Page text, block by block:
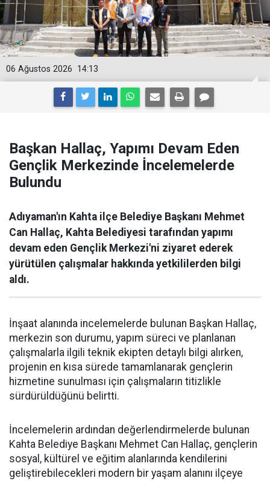
14:13
06 Ağustos 2026
Başkan Hallaç, Yapımı Devam Eden
Gençlik Merkezinde İncelemelerde
Bulundu
Adıyaman'ın Kahta ilçe Belediye Başkanı Mehmet
Can Hallaç, Kahta Belediyesi tarafından yapımı
devam eden Gençlik Merkezi'ni ziyaret ederek
yürütülen çalışmalar hakkında yetkililerden bilgi
aldı.
İnşaat alanında incelemelerde bulunan Başkan Hallaç,
merkezin son durumu, yapım süreci ve planlanan
çalışmalarla ilgili teknik ekipten detaylı bilgi alırken,
projenin en kısa sürede tamamlanarak gençlerin
hizmetine sunulması için çalışmaların titizlikle
sürdürüldüğünü belirtti.
İncelemelerin ardından değerlendirmelerde bulunan
Kahta Belediye Başkanı Mehmet Can Hallaç, gençlerin
sosyal, kültürel ve eğitim alanlarında kendilerini
geliştirebilecekleri modern bir yaşam alanını ilçeye